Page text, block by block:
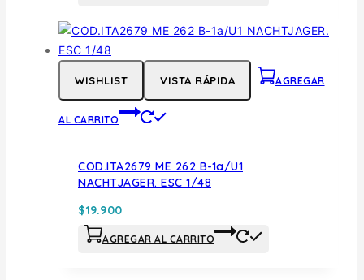
WISHLIST VISTA RÁPIDA AGREGAR
AL CARRITO
COD.ITA2679 ME 262 B-1a/U1
NACHTJAGER. ESC 1/48
$19.900
AGREGAR AL CARRITO